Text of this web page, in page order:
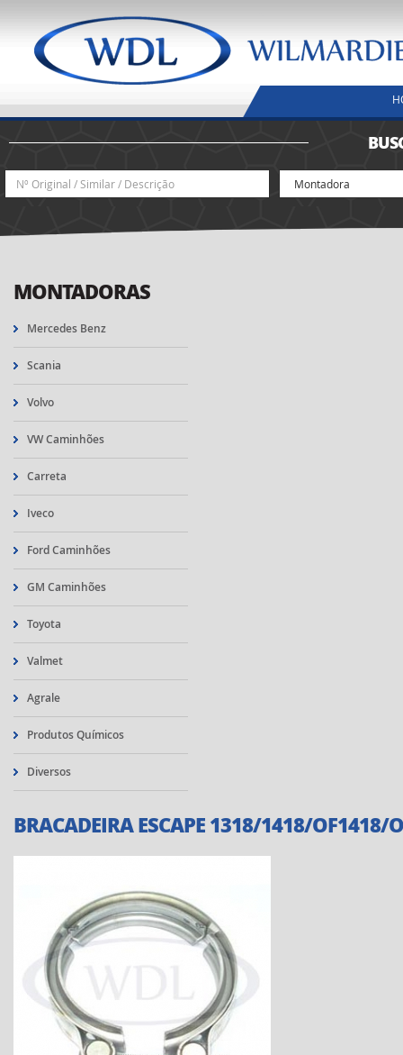
MONTADORAS
Mercedes Benz
Scania
Volvo
VW Caminhões
Carreta
Iveco
Ford Caminhões
GM Caminhões
Toyota
Valmet
Agrale
Produtos Químicos
Diversos
BRACADEIRA ESCAPE 1318/1418/OF1418/